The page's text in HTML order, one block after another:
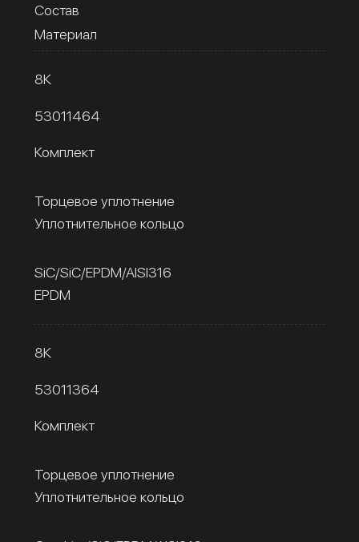
Состав
Материал
8К
53011464
Комплект
Торцевое уплотнение
Уплотнительное кольцо
SiC/SiC/EPDM/AISI316
EPDM
8К
53011364
Комплект
Торцевое уплотнение
Уплотнительное кольцо